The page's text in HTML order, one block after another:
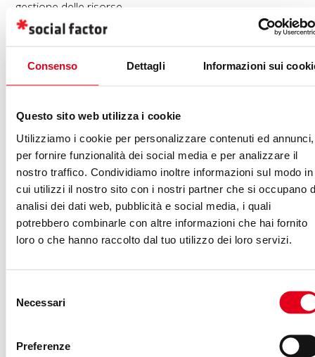
Consenso Dettagli Informazioni sui
Questo sito web utilizza i cookie
Utilizziamo i cookie per personalizzare contenuti ed annunci,
per fornire funzionalità dei social media e per analizzare il
nostro traffico. Condividiamo inoltre informazioni sul modo in
cui utilizzi il nostro sito con i nostri partner che si occupano
analisi dei dati web, pubblicità e social media, i quali
potrebbero combinarle con altre informazioni che hai fornito
loro o che hanno raccolto dal tuo utilizzo dei loro servizi.
delNecessari
Preferenze
gestione delle risorse.
tecnici, ma i suoi effetti vanno a toccare non tanto il
mondo dei computer ma il mondo delle persone con cui
coinvolte in un progetto accettano o credono nelle web
performance, avendo una base comune su ciò che
significa, che implica e che potrebbe portare, allora i
cambiamenti non saranno mai non ritenuti errati.
Le Web Performance, l’analisi della velocità di
caricamento delle pagine, i siti come Speed Insight di
che viene dopo: un approccio di lavoro che, utilizzando
progetto. Ecco un semplice esempio di utilizzo di